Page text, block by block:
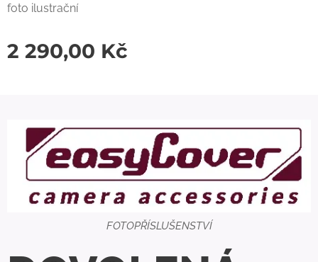
foto ilustrační
2 290,00 Kč
FOTOPŘÍSLUŠENSTVÍ